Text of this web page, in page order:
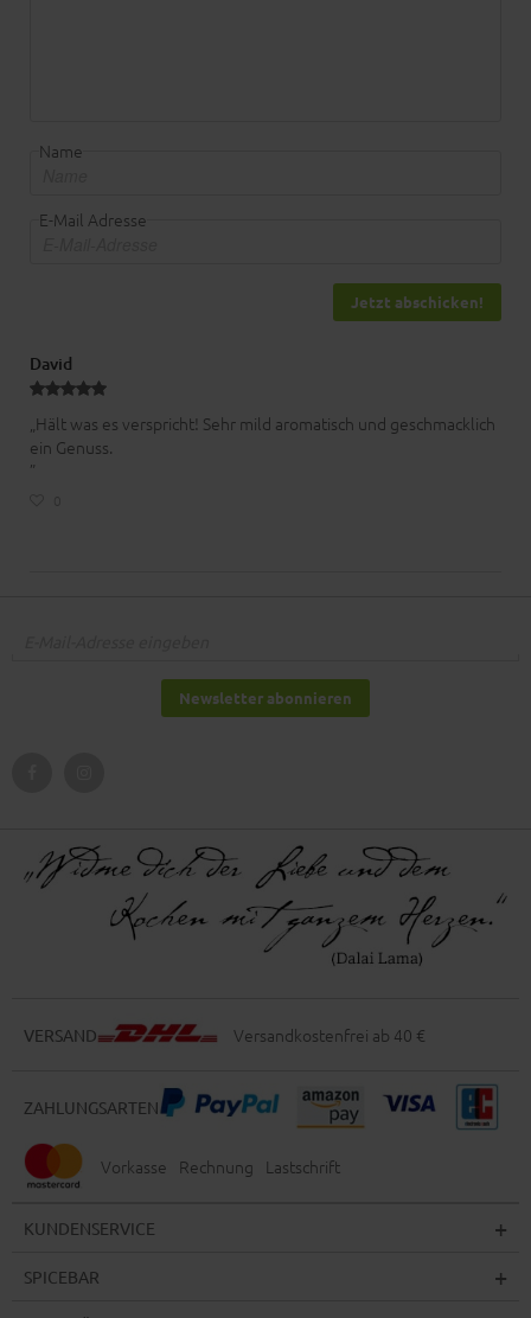
Name
E-Mail Adresse
Jetzt abschicken!
David
„Hält was es verspricht! Sehr mild aromatisch und geschmacklich
ein Genuss.
”
Newsletter abonnieren
VERSAND Versandkostenfrei ab 40 €
ZAHLUNGSARTEN
Vorkasse Rechnung Lastschrift
KUNDENSERVICE
SPICEBAR